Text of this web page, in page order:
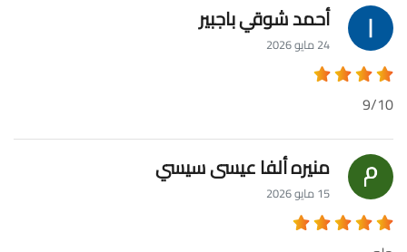
أحمد شوقي باجبير
24 مايو 2026
9/10
منيره ألفا عيسى سيسي
15 مايو 2026